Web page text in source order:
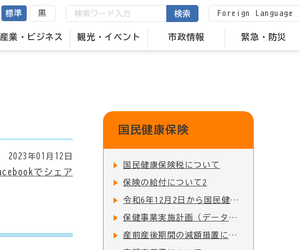
産業・ビジネス 観光・イベント 市政情報 緊急・防災
標準 黒 検索 Foreign Language
2023年01月12日
国民健康保険
国民健康保険税について
保険の給付について2
令和6年12月2日から国民健康保険証が廃止となります
保健事業実施計画（データヘルス計画）について
産前産後期間の減額措置について